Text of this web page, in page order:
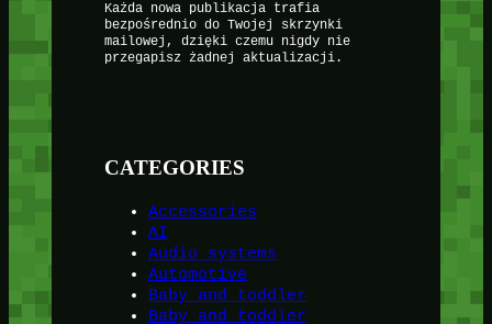
Każda nowa publikacja trafia
bezpośrednio do Twojej skrzynki
mailowej, dzięki czemu nigdy nie
przegapisz żadnej aktualizacji.
CATEGORIES
Accessories
AI
Audio systems
Automotive
Baby and toddler
Baby and toddler